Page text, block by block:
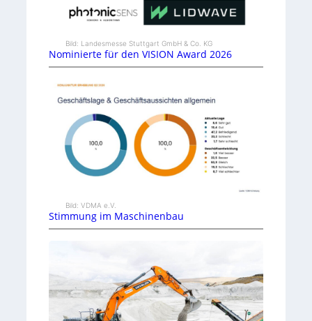
Bild: Landesmesse Stuttgart GmbH & Co. KG
Nominierte für den VISION Award 2026
Bild: VDMA e.V.
Stimmung im Maschinenbau